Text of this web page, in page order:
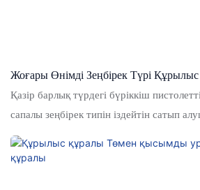
Жоғары Өнімді Зеңбірек Түрі
Қазір барлық түрдегі бүріккіш
сапалы зеңбірек типін іздейтін сатып
сапалы зеңбірекке ие, ең жақсы сапалы
мүмкін.